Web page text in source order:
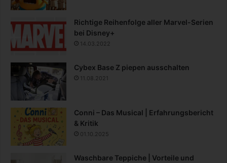
Richtige Reihenfolge aller Marvel-Serien
bei Disney+
14.03.2022
Cybex Base Z piepen ausschalten
11.08.2021
Conni – Das Musical | Erfahrungsbericht
& Kritik
01.10.2025
Waschbare Teppiche | Vorteile und